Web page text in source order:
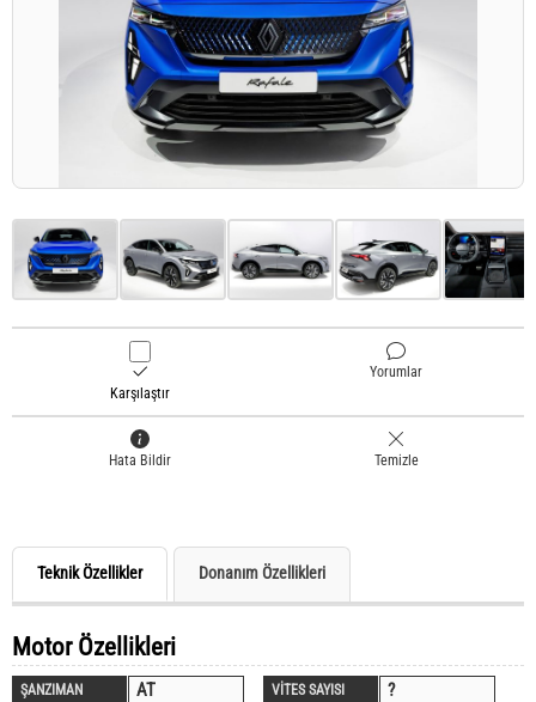
Karşılaştır
Yorumlar
Hata Bildir Temizle
Teknik Özellikler Donanım Özellikleri
Motor Özellikleri
ŞANZIMAN AT VİTES SAYISI ?